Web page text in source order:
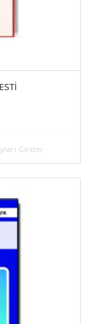
Göster